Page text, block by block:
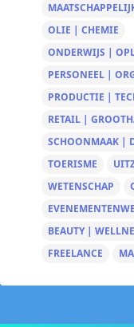
OLIE | CHEMIE
ONDERWIJS |
PERSONEEL |
PRODUCTIE |
RETAIL |
SCHOONMAAK |
TOERISME
WETENSCHAP
BEAUTY |
FREELANCE